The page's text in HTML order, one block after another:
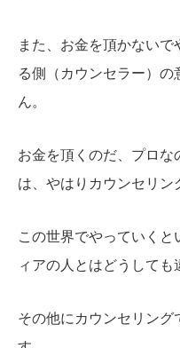
また、お金を頂かない
る側（カウンセラー）
ん。
お金を頂くのだ、プロ
は、やはりカウンセリン
この世界でやっていく
ィアの人とはどうしても
その他にカウンセリン